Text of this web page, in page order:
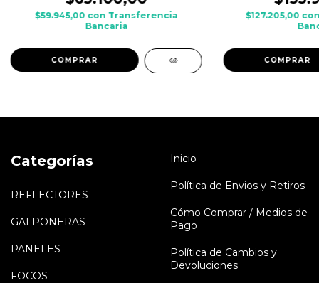
$59.945,00 con Transferencia
Bancaria
COMPRAR
$127.205,00
Categorías
REFLECTORES
GALPONERAS
PANELES
FOCOS
Inicio
Política de Envios y Retiros
Cómo Comprar / Medios de
Pago
Política de Cambios y
Devoluciones